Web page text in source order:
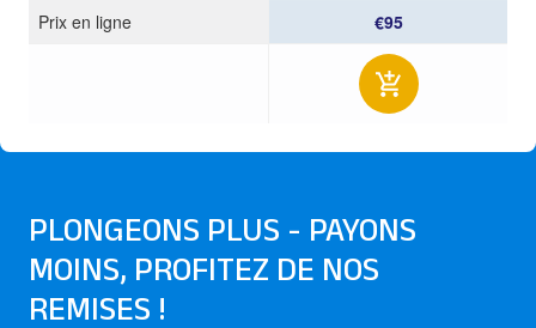
Prix ​​en ligne
€95
PLONGEONS PLUS - PAYONS
MOINS, PROFITEZ DE NOS
REMISES !